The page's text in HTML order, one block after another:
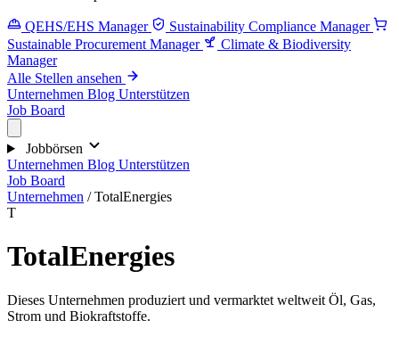
QEHS/EHS Manager
Sustainability Compliance Manager
Sustainable Procurement Manager
Climate & Biodiversity
Manager
Alle Stellen ansehen
Unternehmen Blog Unterstützen
Job Board
Jobbörsen
Unternehmen Blog Unterstützen
Job Board
Unternehmen / TotalEnergies
T
TotalEnergies
Dieses Unternehmen produziert und vermarktet weltweit Öl, Gas,
Strom und Biokraftstoffe.